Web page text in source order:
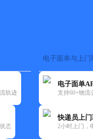
轨迹
态
电子面单与上门
电子面单
支持60+物流
快递员上
2小时上门，
全 快递时效